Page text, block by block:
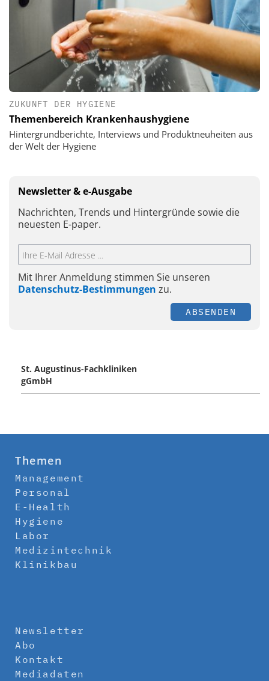
ZUKUNFT DER HYGIENE
Themenbereich Krankenhaushygiene
Hintergrundberichte, Interviews und Produktneuheiten aus
der Welt der Hygiene
Newsletter & e-Ausgabe
Nachrichten, Trends und Hintergründe sowie die
neuesten E-paper.
Mit Ihrer Anmeldung stimmen Sie unseren
Datenschutz-Bestimmungen zu.
ABSENDEN
St. Augustinus-Fachkliniken
gGmbH
Themen
Management
Personal
E-Health
Hygiene
Labor
Medizintechnik
Klinikbau
Newsletter
Abo
Kontakt
Mediadaten